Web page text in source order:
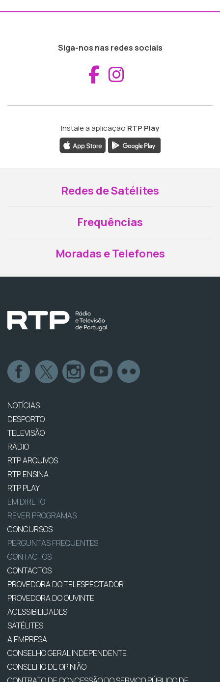
Siga-nos nas redes sociais
Aceder ao
Instale a aplicação RTP Play
Redes de Satélites
Frequências
Moradas e Telefones
NOTÍCIAS
DESPORTO
TELEVISÃO
RÁDIO
RTP ARQUIVOS
RTP ENSINA
RTP PLAY
EM DIRETO
REVER PROGRAMAS
CONCURSOS
PERGUNTAS FREQUENTES
CONTACTOS
CONTACTOS
PROVEDORA DO TELESPECTADOR
PROVEDORA DO OUVINTE
ACESSIBILIDADES
SATÉLITES
A EMPRESA
CONSELHO GERAL INDEPENDENTE
CONSELHO DE OPINIÃO